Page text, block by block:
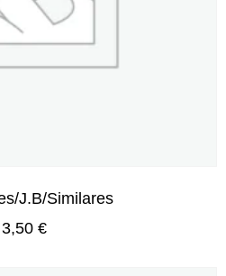
J.B/Similares
3,50 €